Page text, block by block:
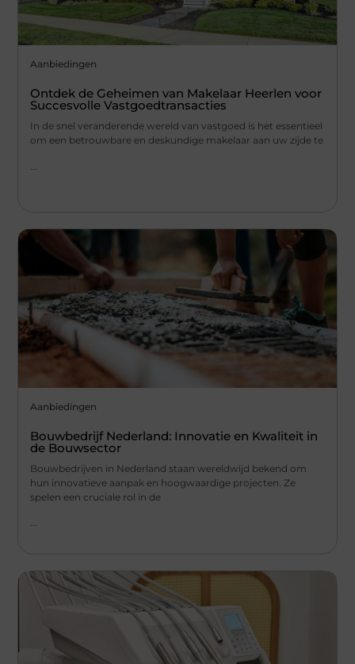
Aanbiedingen
Ontdek de Geheimen van Makelaar Heerlen voor
Succesvolle Vastgoedtransacties
In de snel veranderende wereld van vastgoed is het essentieel
om een betrouwbare en deskundige makelaar aan uw zijde te
Aanbiedingen
Bouwbedrijf Nederland: Innovatie en Kwaliteit in
de Bouwsector
Bouwbedrijven in Nederland staan wereldwijd bekend om
hun innovatieve aanpak en hoogwaardige projecten. Ze
spelen een cruciale rol in de
...